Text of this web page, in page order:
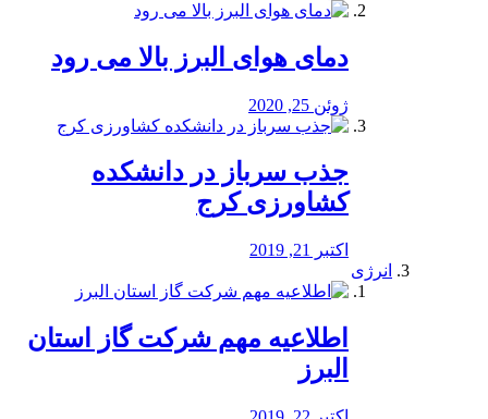
دمای هوای البرز بالا می رود
ژوئن 25, 2020
جذب سرباز در دانشکده
کشاورزی کرج
اکتبر 21, 2019
انرژی
️اطلاعیه مهم شرکت گاز استان
البرز